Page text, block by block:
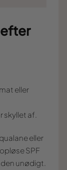
eller
af.
eller
SPF
unødigt.